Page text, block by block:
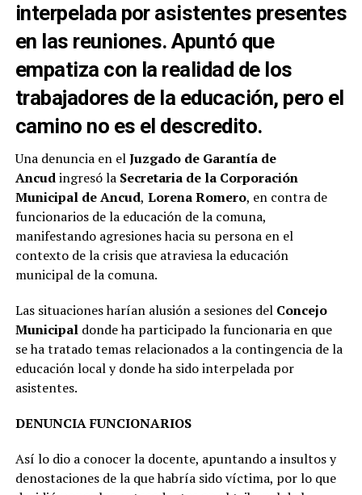
interpelada por asistentes presentes
en las reuniones. Apuntó que
empatiza con la realidad de los
trabajadores de la educación, pero el
camino no es el descredito.
Una denuncia en elJuzgado de Garantía de
Ancudingresó la Secretaria de la Corporación
Municipal de Ancud, Lorena Romero, en contra de
funcionarios de la educación de la comuna,
manifestando agresiones hacia su persona en el
contexto de la crisis que atraviesa la educación
municipal de la comuna.
Las situaciones harían alusión a sesiones del Concejo
Municipaldonde ha participado la funcionaria en que
se ha tratado temas relacionados a la contingencia de la
educación local y donde ha sido interpelada por
asistentes.
DENUNCIA FUNCIONARIOS
Así lo dio a conocer la docente, apuntando a insultos y
denostaciones de la que habría sido víctima, por lo que